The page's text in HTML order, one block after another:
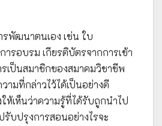
พัฒนาตนเอง เช่น ใบ
รอบรม เกียรติบัตรจากการเข้า
เป็นสมาชิกของสมาคมวิชาชีพ
มที่กล่าวไว้ได้เป็นอย่างดี
ห้เห็นว่าความรู้ที่ได้รับถูกนำไป
บปรุงการสอนอย่างไรจะ